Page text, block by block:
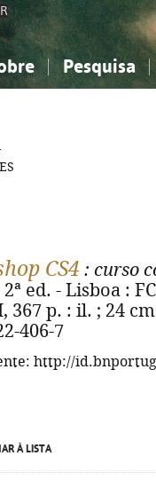
Pesquisa
sociais...
sociais...
CS4 : curso
ed. - Lisboa :
367 p. : il. ; 24
406-7
http://
À LISTA